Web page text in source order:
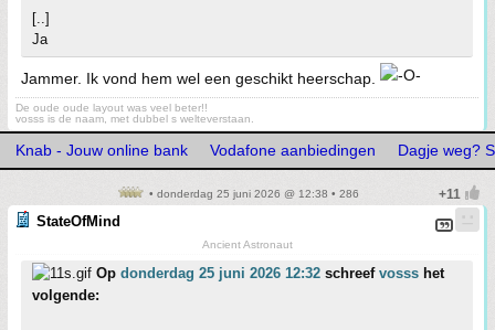
[..]
Ja
Jammer. Ik vond hem wel een geschikt heerschap.
De oude oude layout was veel beter!!
vosss is de naam, met dubbel s welteverstaan.
Knab - Jouw online bank Vodafone aanbiedingen Dagje weg?
• donderdag 25 juni 2026 @ 12:38 • 286
StateOfMind
Ancient Astronaut
Op donderdag 25 juni 2026 12:32 schreef vosss het
volgende: